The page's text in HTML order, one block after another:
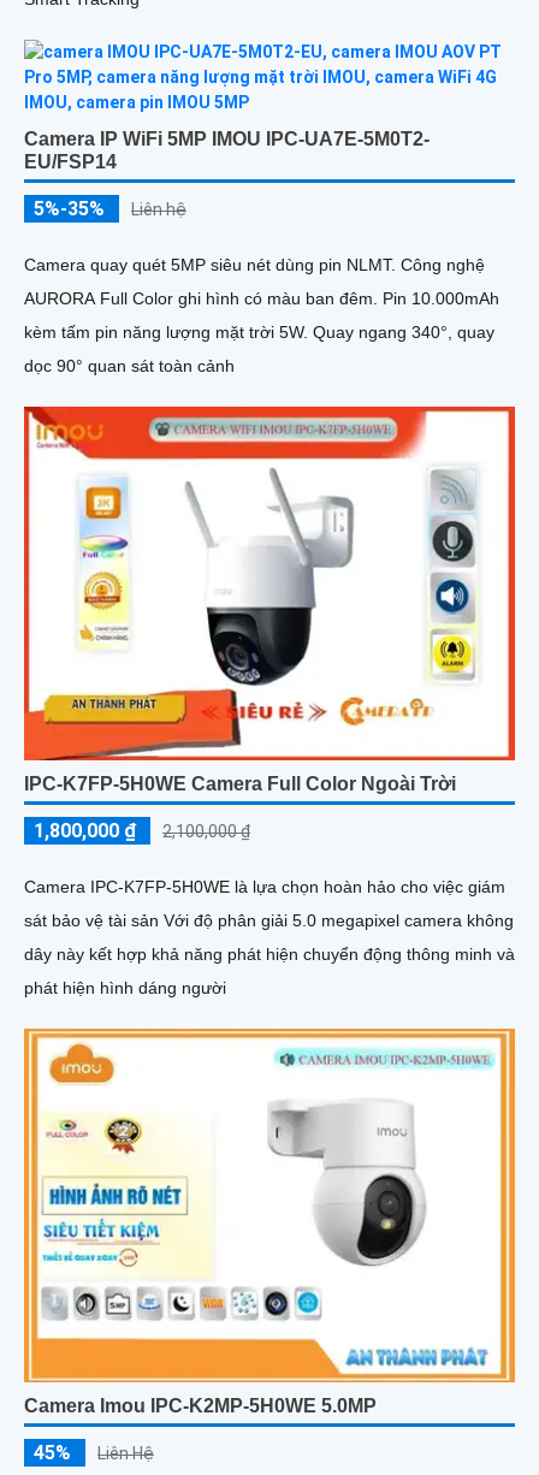
Camera IP WiFi 5MP IMOU IPC-UA7E-5M0T2-
EU/FSP14
5%-35% Liên hệ
Camera quay quét 5MP siêu nét dùng pin NLMT. Công nghệ
AURORA Full Color ghi hình có màu ban đêm. Pin 10.000mAh
kèm tấm pin năng lượng mặt trời 5W. Quay ngang 340°, quay
dọc 90° quan sát toàn cảnh
IPC-K7FP-5H0WE Camera Full Color Ngoài Trời
1,800,000 ₫ 2,100,000 ₫
Camera IPC-K7FP-5H0WE là lựa chọn hoàn hảo cho việc giám
sát bảo vệ tài sản Với độ phân giải 5.0 megapixel camera không
dây này kết hợp khả năng phát hiện chuyển động thông minh và
phát hiện hình dáng người
Camera Imou IPC-K2MP-5H0WE 5.0MP
45% Liên Hệ